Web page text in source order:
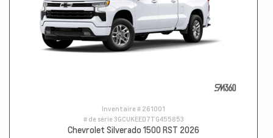
Inventaire # 261001
# de série3GCUKEED7TG455853
Chevrolet Silverado 1500 RST 2026